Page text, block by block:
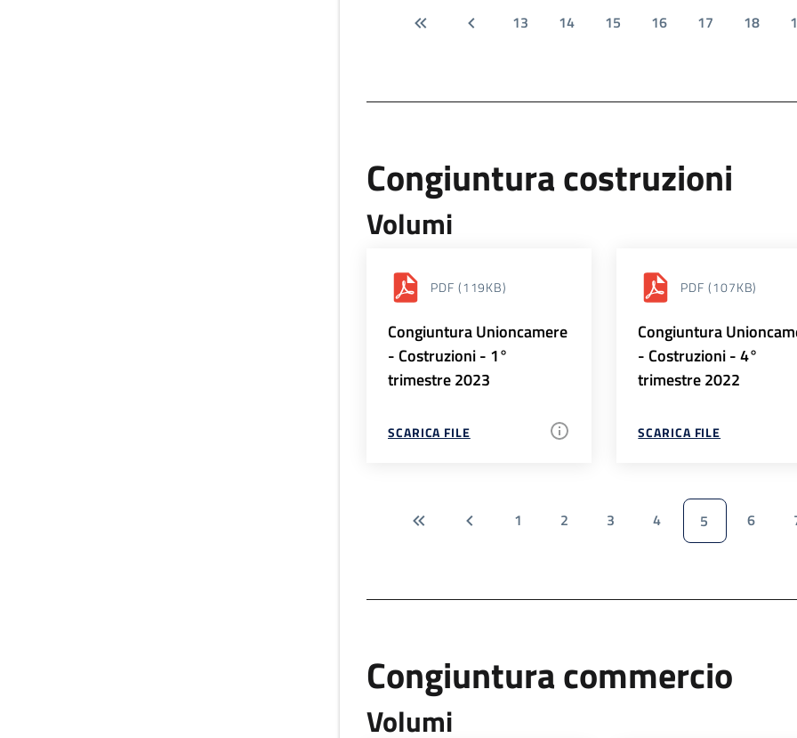
13 14 15 16 17 18
Congiuntura costruzioni
Volumi
PDF (119KB)
Congiuntura Unioncamere
- Costruzioni - 1°
trimestre 2023
SCARICA FILE
PDF (107KB)
Congiuntura
- Costruzioni - 4°
trimestre 2022
SCARICA FILE
1 2 3 4 5 6
Congiuntura commercio
Volumi